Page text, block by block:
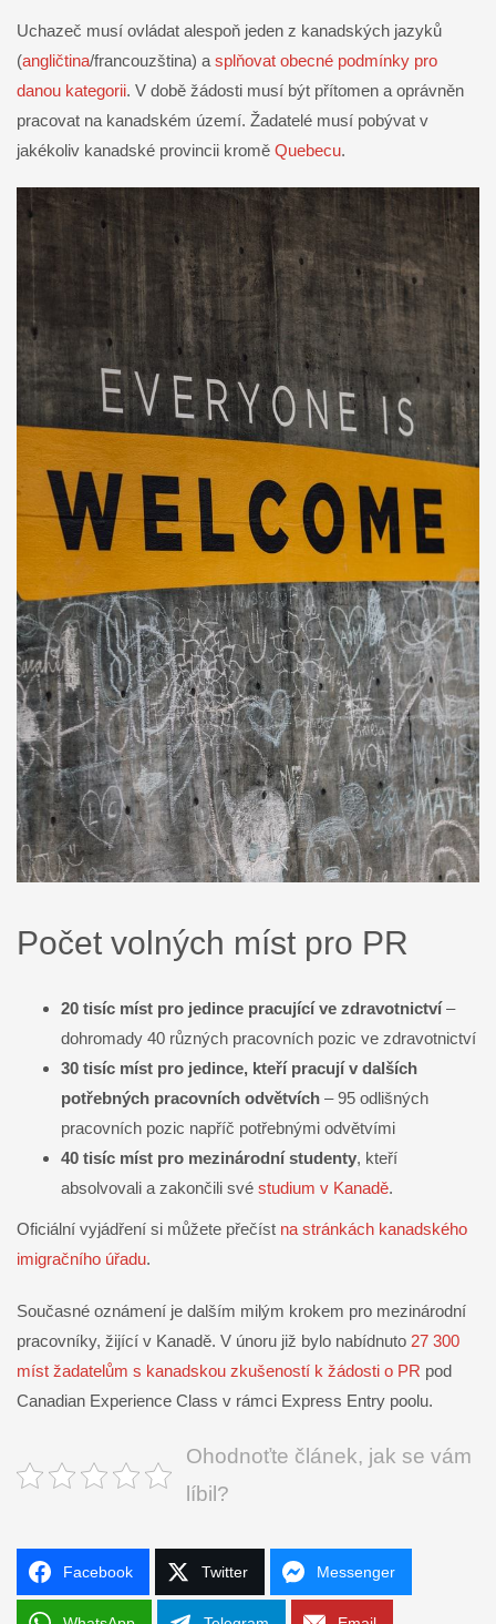
Uchazeč musí ovládat alespoň jeden z kanadských jazyků
(angličtina/francouzština) a splňovat obecné podmínky pro
danou kategorii. V době žádosti musí být přítomen a oprávněn
pracovat na kanadském území. Žadatelé musí pobývat v
jakékoliv kanadské provincii kromě Quebecu.
Počet volných míst pro PR
20 tisíc míst pro jedince pracující ve zdravotnictví–
dohromady 40 různých pracovních pozic ve zdravotnictví
30 tisíc míst pro jedince, kteří pracují v dalších
potřebných pracovních odvětvích – 95 odlišných
pracovních pozic napříč potřebnými odvětvími
40 tisíc míst pro mezinárodní studenty, kteří
absolvovali a zakončili své studium v Kanadě.
Oficiální vyjádření si můžete přečíst na stránkách kanadského
imigračního úřadu.
Současné oznámení je dalším milým krokem pro mezinárodní
pracovníky, žijící v Kanadě. V únoru již bylo nabídnuto 27 300
míst žadatelům s kanadskou zkušeností k žádosti o PR pod
Canadian Experience Class v rámci Express Entry poolu.
Ohodnoťte článek, jak se vám
líbil?
Facebook Twitter Messenger